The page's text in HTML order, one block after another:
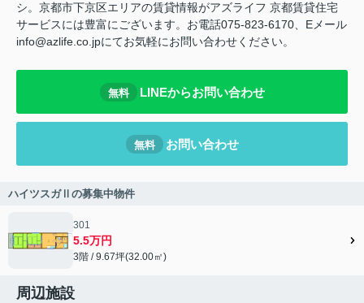
シ。京都市下京区エリアの賃貸情報がアズライフ 京都賃貸住宅
サービスには豊富にございます。お電話075-823-6170、Eメール
info@azlife.co.jpにてお気軽にお問い合わせください。
無料 LINEからお問い合わせ
無料 お問い合わせ
ハイツスガⅡの募集中物件
301
5.5万円
3階 / 9.67坪(32.00㎡)
周辺施設